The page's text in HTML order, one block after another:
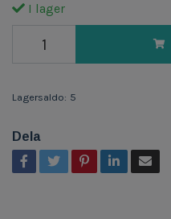
I lager
Lagersaldo: 5
Dela